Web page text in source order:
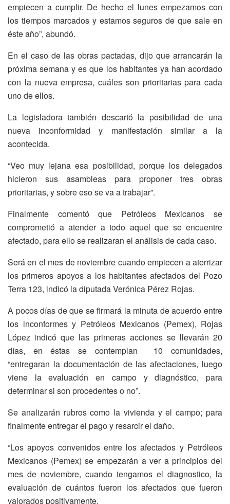
empiecen a cumplir. De hecho el lunes empezamos con
los tiempos marcados y estamos seguros de que sale en
éste año”, abundó.
En el caso de las obras pactadas, dijo que arrancarán la
próxima semana y es que los habitantes ya han acordado
con la nueva empresa, cuáles son prioritarias para cada
uno de ellos.
La legisladora también descartó la posibilidad de una
nueva inconformidad y manifestación similar a la
acontecida.
“Veo muy lejana esa posibilidad, porque los delegados
hicieron sus asambleas para proponer tres obras
prioritarias, y sobre eso se va a trabajar”.
Finalmente comentó que Petróleos Mexicanos se
comprometió a atender a todo aquel que se encuentre
afectado, para ello se realizaran el análisis de cada caso.
Será en el mes de noviembre cuando empiecen a aterrizar
los primeros apoyos a los habitantes afectados del Pozo
Terra 123, indicó la diputada Verónica Pérez Rojas.
A pocos días de que se firmará la minuta de acuerdo entre
los inconformes y Petróleos Mexicanos (Pemex), Rojas
López indicó que las primeras acciones se llevarán 20
días, en éstas se contemplan 10 comunidades,
“entregaran la documentación de las afectaciones, luego
viene la evaluación en campo y diagnóstico, para
determinar si son procedentes o no”.
Se analizarán rubros como la vivienda y el campo; para
finalmente entregar el pago y resarcir el daño.
“Los apoyos convenidos entre los afectados y Petróleos
Mexicanos (Pemex) se empezarán a ver a principios del
mes de noviembre, cuando tengamos el diagnostico, la
evaluación de cuántos fueron los afectados que fueron
valorados positivamente.